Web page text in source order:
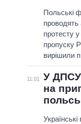
Польські
проводять
протесту у
пропуску
вирішили
11:01
У ДПСУ
на